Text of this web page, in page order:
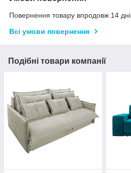
Повернення товару впродовж 14
Всі умови повернення
Подібні товари компанії